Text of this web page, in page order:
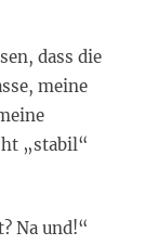
dass die
meine
„stabil“
Na und!“